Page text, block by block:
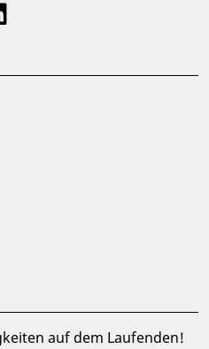
auf dem Laufenden!